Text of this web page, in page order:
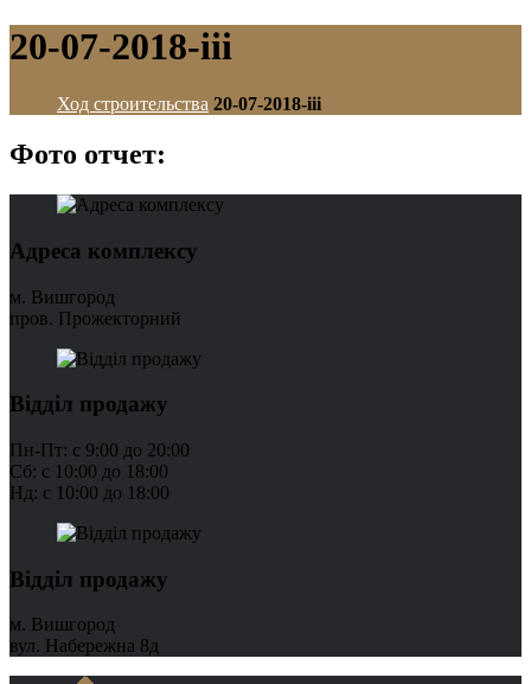
20-07-2018-iii
Ход строительства 20-07-2018-iii
Фото отчет:
Адреса комплексу
м. Вишгород
пров. Прожекторний
Відділ продажу
Пн-Пт: с 9:00 до 20:00
Сб: с 10:00 до 18:00
Нд: с 10:00 до 18:00
Відділ продажу
м. Вишгород
вул. Набережна 8д